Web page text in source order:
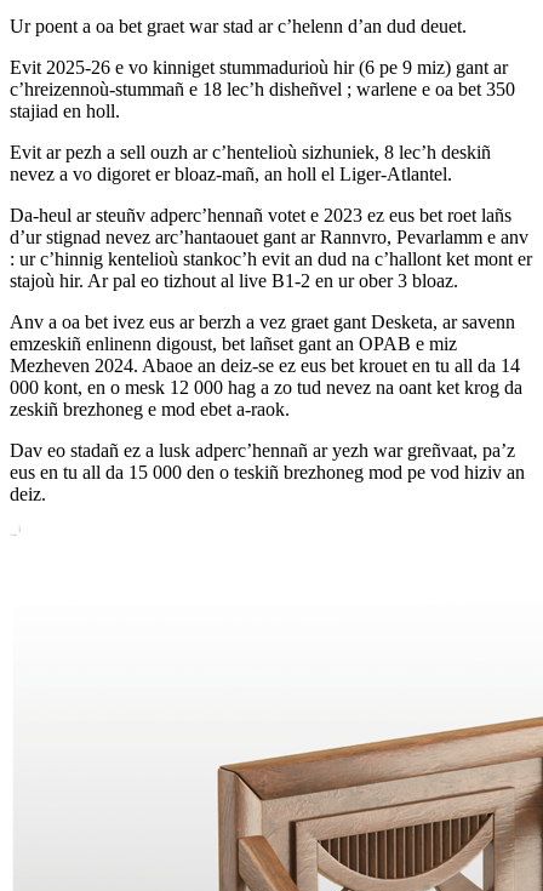
Ur poent a oa bet graet war stad ar c’helenn d’an dud deuet.
Evit 2025-26 e vo kinniget stummadurioù hir (6 pe 9 miz) gant ar
c’hreizennoù-stummañ e 18 lec’h disheñvel ; warlene e oa bet 350
stajiad en holl.
Evit ar pezh a sell ouzh ar c’hentelioù sizhuniek, 8 lec’h deskiñ
nevez a vo digoret er bloaz-mañ, an holl el Liger-Atlantel.
Da-heul ar steuñv adperc’hennañ votet e 2023 ez eus bet roet lañs
d’ur stignad nevez arc’hantaouet gant ar Rannvro, Pevarlamm e anv
: ur c’hinnig kentelioù stankoc’h evit an dud na c’hallont ket mont er
stajoù hir. Ar pal eo tizhout al live B1-2 en ur ober 3 bloaz.
Anv a oa bet ivez eus ar berzh a vez graet gant Desketa, ar savenn
emzeskiñ enlinenn digoust, bet lañset gant an OPAB e miz
Mezheven 2024. Abaoe an deiz-se ez eus bet krouet en tu all da 14
000 kont, en o mesk 12 000 hag a zo tud nevez na oant ket krog da
zeskiñ brezhoneg e mod ebet a-raok.
Dav eo stadañ ez a lusk adperc’hennañ ar yezh war greñvaat, pa’z
eus en tu all da 15 000 den o teskiñ brezhoneg mod pe vod hiziv an
deiz.